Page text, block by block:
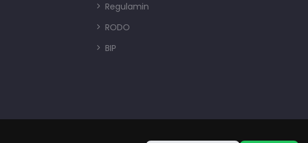
Regulamin
RODO
BIP